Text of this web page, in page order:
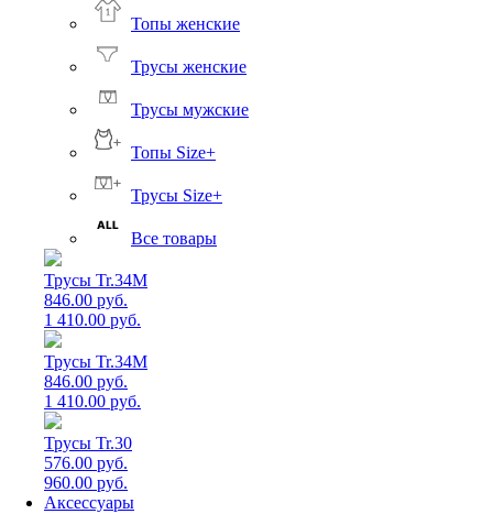
Топы женские
Трусы женские
Трусы мужские
Топы Size+
Трусы Size+
Все товары
Трусы Tr.34M
846.00 руб.
1 410.00 руб.
Трусы Tr.34M
846.00 руб.
1 410.00 руб.
Трусы Tr.30
576.00 руб.
960.00 руб.
Аксессуары